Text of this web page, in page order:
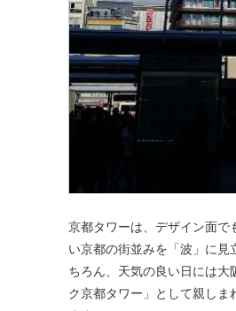
京都タワーは、デザイン面で
い京都の街並みを「波」に
ちろん、天気の良い日には
ク京都タワー」として親し